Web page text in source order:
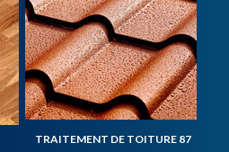
TRAITEMENT DE TOITURE 87